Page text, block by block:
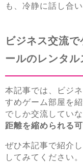
も、冷静に話し合
ビジネス交流
ールのレンタル
本記事では、ビジ
すめゲーム部屋を
でしか交流してい
距離を縮められる
ぜひ本記事で紹介
してみてください。